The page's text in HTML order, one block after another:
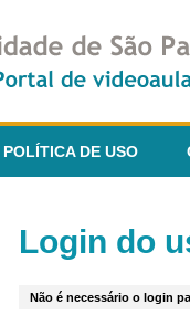
POLÍTICA DE USO
Login do
Não é necessário o login